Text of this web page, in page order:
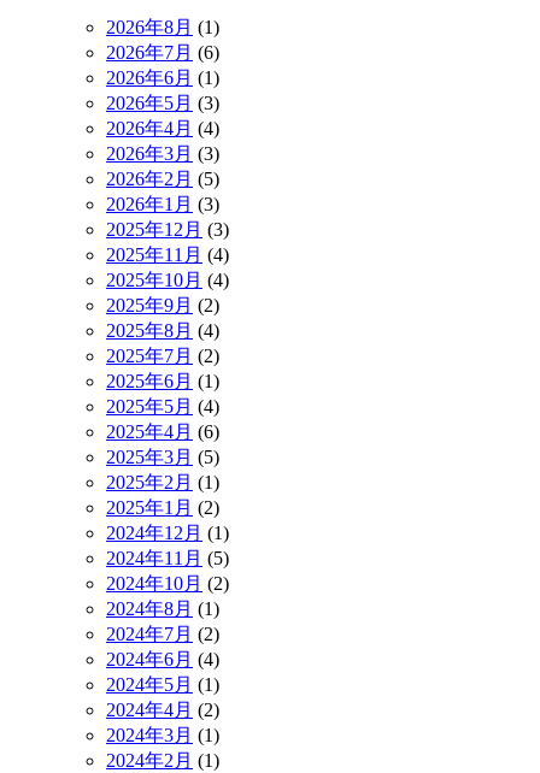
2026年8月 (1)
2026年7月 (6)
2026年6月 (1)
2026年5月 (3)
2026年4月 (4)
2026年3月 (3)
2026年2月 (5)
2026年1月 (3)
2025年12月 (3)
2025年11月 (4)
2025年10月 (4)
2025年9月 (2)
2025年8月 (4)
2025年7月 (2)
2025年6月 (1)
2025年5月 (4)
2025年4月 (6)
2025年3月 (5)
2025年2月 (1)
2025年1月 (2)
2024年12月 (1)
2024年11月 (5)
2024年10月 (2)
2024年8月 (1)
2024年7月 (2)
2024年6月 (4)
2024年5月 (1)
2024年4月 (2)
2024年3月 (1)
2024年2月 (1)